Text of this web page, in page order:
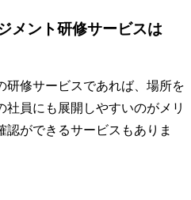
メント研修サービスは
研修サービスであれば、場所を
社員にも展開しやすいのがメリ
認ができるサービスもありま